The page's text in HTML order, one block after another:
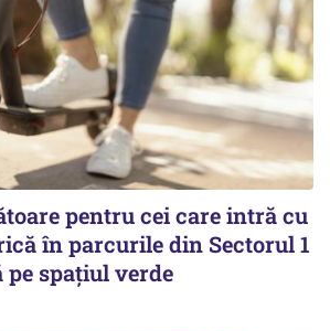
pentru cei care intră cu
în parcurile din Sectorul 1
pe spațiul verde